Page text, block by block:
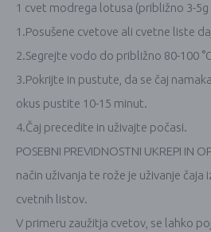
1 cvet modrega lotusa (približno 3-
1.Posušene cvetove ali cvetne liste
2.Segrejte vodo do približno 80-100
3.Pokrijte in pustute, da se čaj
okus pustite 10-15 minut.
4.Čaj precedite in uživajte počasi.
POSEBNI PREVIDNOSTNI UKREPI IN
način uživanja te rože je uživanje čaja
cvetnih listov.
V primeru zaužitja cvetov, se lahko